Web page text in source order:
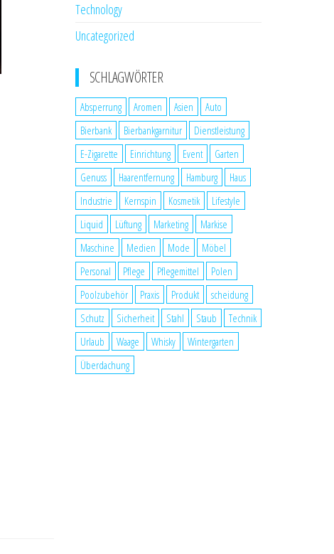
Technology
Uncategorized
SCHLAGWÖRTER
Absperrung Aromen Asien
Auto
Bierbank
Bierbankgarnitur
Dienstleistung
E-Zigarette
Einrichtung Event
Garten
Genuss
Haarentfernung Hamburg
Haus
Industrie
Kernspin Kosmetik
Lifestyle
Liquid
Lüftung Marketing
Markise
Maschine
Medien Mode
Möbel
Personal
Pflege Pflegemittel
Polen
Poolzubehör
Praxis Produkt
scheidung
Schutz
Sicherheit Stahl Staub
Technik
Urlaub
Waage Whisky
Wintergarten
Überdachung